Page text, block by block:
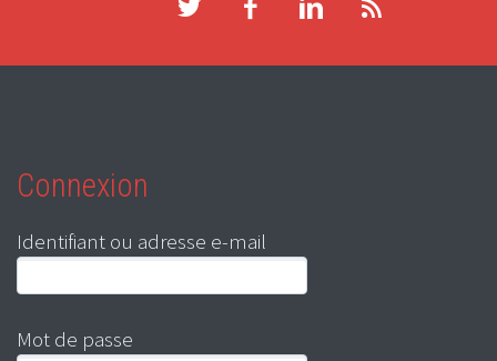
Connexion
Identifiant ou adresse e-mail
Mot de passe